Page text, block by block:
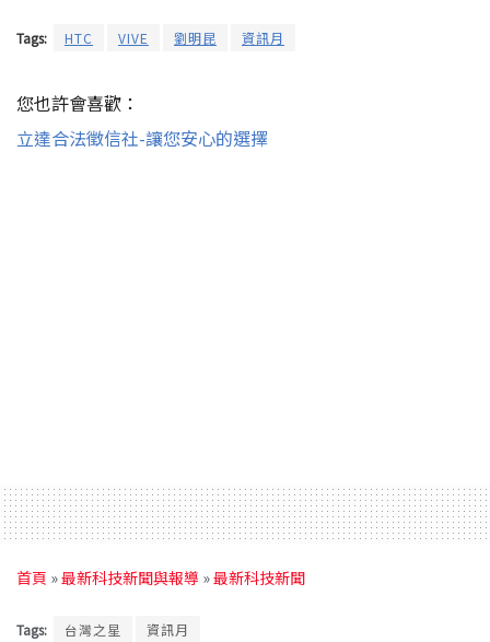
Tags: HTC VIVE 劉明昆 資訊月
您也許會喜歡：
立達合法徵信社-讓您安心的選擇
首頁 »最新科技新聞與報導 »最新科技新聞
Tags: 台灣之星 資訊月